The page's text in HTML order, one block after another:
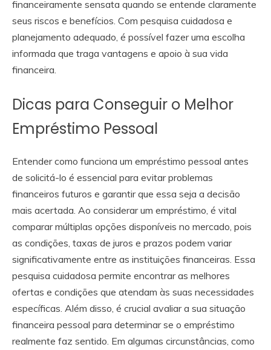
financeiramente sensata quando se entende claramente
seus riscos e benefícios. Com pesquisa cuidadosa e
planejamento adequado, é possível fazer uma escolha
informada que traga vantagens e apoio à sua vida
financeira.
Dicas para Conseguir o Melhor
Empréstimo Pessoal
Entender como funciona um empréstimo pessoal antes
de solicitá-lo é essencial para evitar problemas
financeiros futuros e garantir que essa seja a decisão
mais acertada. Ao considerar um empréstimo, é vital
comparar múltiplas opções disponíveis no mercado, pois
as condições, taxas de juros e prazos podem variar
significativamente entre as instituições financeiras. Essa
pesquisa cuidadosa permite encontrar as melhores
ofertas e condições que atendam às suas necessidades
específicas. Além disso, é crucial avaliar a sua situação
financeira pessoal para determinar se o empréstimo
realmente faz sentido. Em algumas circunstâncias, como